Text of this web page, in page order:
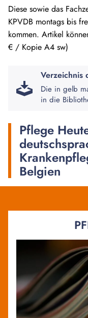
Diese sowie das
KPVDB montags bis
kommen. Artikel
€ / Kopie A4 sw)
Verzeichnis
Die in gelb
in die
Pflege
Belgien